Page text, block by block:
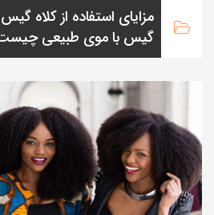
مزایای استفاده از کلاه
گیس با موی طبیعی